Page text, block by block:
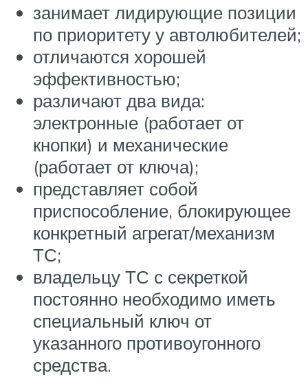
занимает лидирующие позиции
по приоритету у автолюбителей;
отличаются хорошей
эффективностью;
различают два вида:
электронные (работает от
кнопки) и механические
(работает от ключа);
представляет собой
приспособление, блокирующее
конкретный агрегат/механизм
ТС;
владельцу ТС с секреткой
постоянно необходимо иметь
специальный ключ от
указанного противоугонного
средства.